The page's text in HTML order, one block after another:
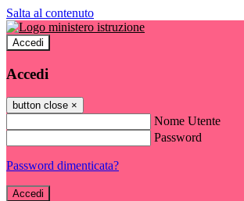
Salta al contenuto
Accedi
Accedi
button close ×
Nome Utente
Password
Password dimenticata?